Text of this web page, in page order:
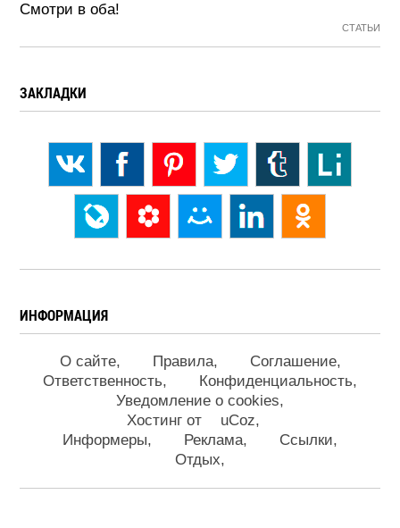
Смотри в оба!
СТАТЬИ
ЗАКЛАДКИ
ИНФОРМАЦИЯ
О сайте Правила
Соглашение
Ответственность
Конфиденциальность
Уведомление о cookies
Хостинг от
uCoz
Информеры
Реклама
Ссылки
Отдых